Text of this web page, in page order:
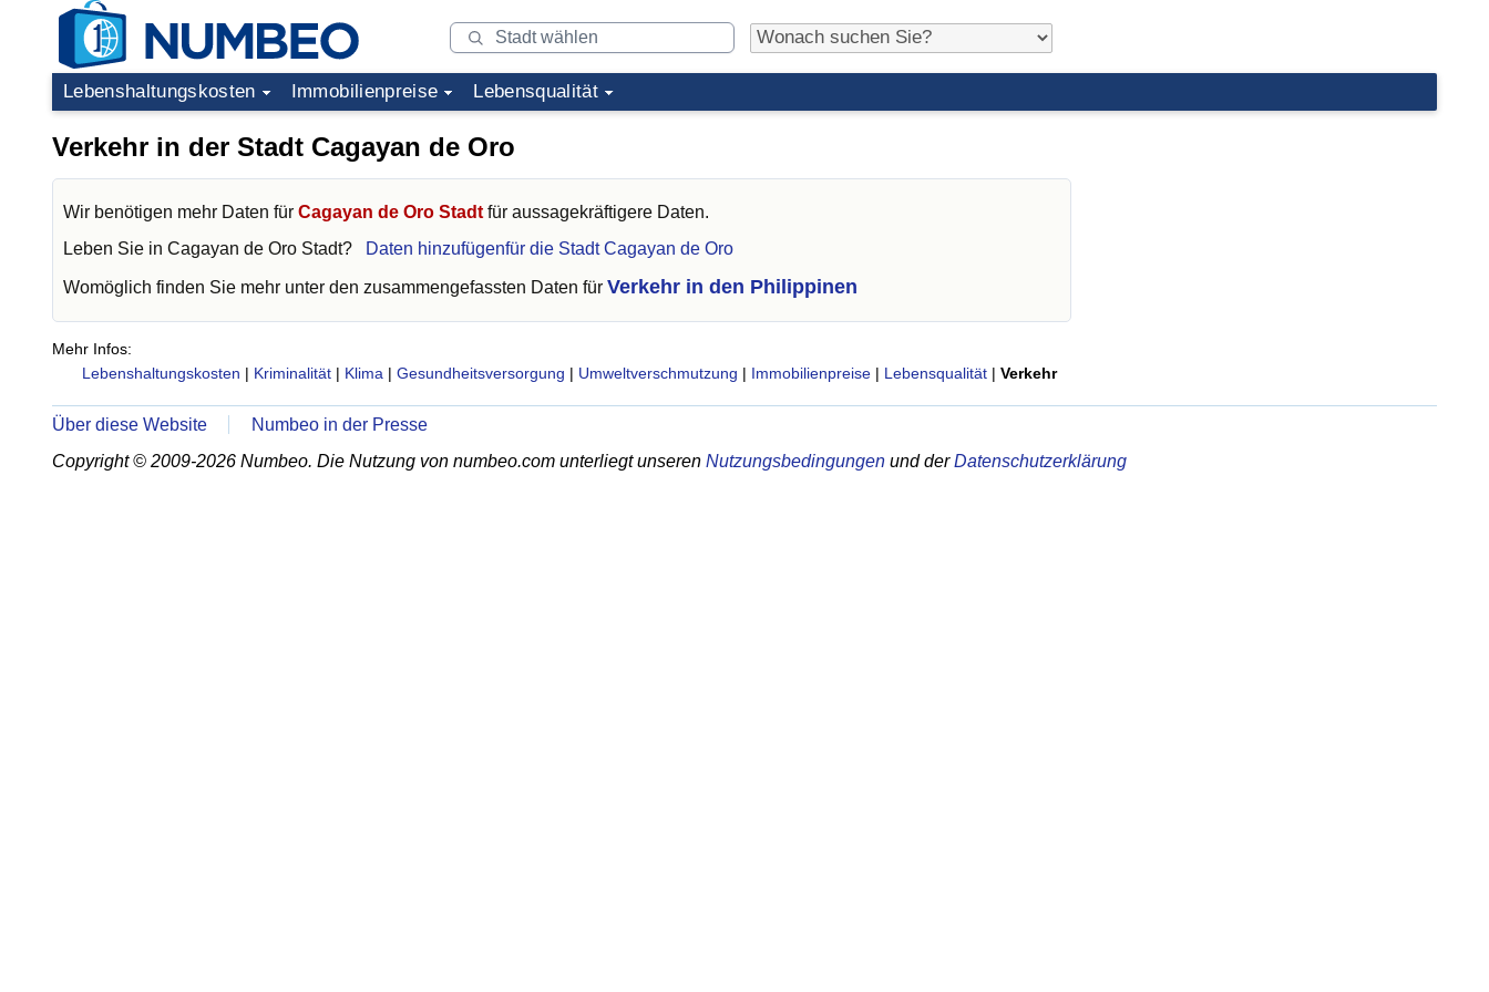
Lebenshaltungskosten Immobilienpreise Lebensqualität
Verkehr in der Stadt Cagayan de Oro
Wir benötigen mehr Daten für Cagayan de Oro Stadt für aussagekräftigere Daten.
Leben Sie in Cagayan de Oro Stadt? Daten hinzufügenfür die Stadt Cagayan de Oro
Womöglich finden Sie mehr unter den zusammengefassten Daten für Verkehr in den Philippinen
Mehr Infos:
Lebenshaltungskosten | Kriminalität | Klima | Gesundheitsversorgung | Umweltverschmutzung | Immobilienpreise | Lebensqualität | Verkehr
Über diese Website
Numbeo in der Presse
Copyright © 2009-2026 Numbeo. Die Nutzung von numbeo.com unterliegt unseren Nutzungsbedingungen und derDatenschutzerklärung